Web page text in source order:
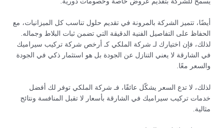
أيضًا، تتميز الشركة بالمرونة في تقديم حلول تناسب كل الميزانيات، مع
الحفاظ على التفاصيل الفنية الدقيقة التي تضمن ثبات البلاط وجماله.
لذلك، فإن اختيارك لـ شركة الملكي كـ أرخص شركة تركيب سيراميك
في الشارقة لا يعني التنازل عن الجودة بل هو استثمار ذكي في الجودة
والسعر معًا.
لذلك، لا تدع السعر يشكّل عائقًا، فـ شركة الملكي توفر لك أفضل
خدمات تركيب سيراميك في الشارقة بأسعار لا تقبل المنافسة ونتائج
مثالية.